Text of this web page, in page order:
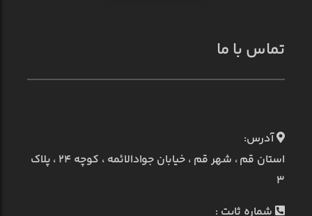
تماس با ما
آدرس:
استان قم ، شهر قم ، خیابان جوادالائمه ، کوچه ۲۴ ، پلاک
۳
شماره ثابت :